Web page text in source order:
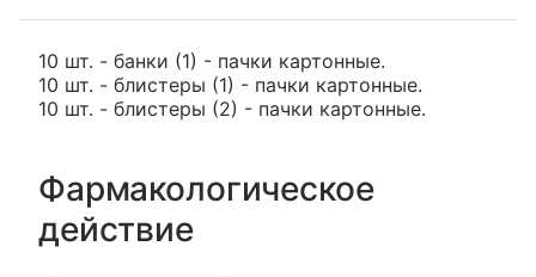
10 шт. - банки (1) - пачки картонные.
10 шт. - блистеры (1) - пачки картонные.
10 шт. - блистеры (2) - пачки картонные.
Фармакологическое
действие